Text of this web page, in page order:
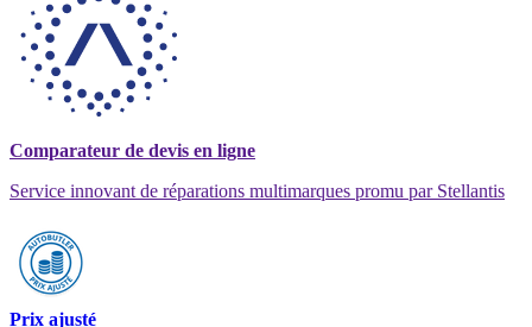
Comparateur de devis en ligne
Service innovant de réparations multimarques promu par Stellantis
Prix ajusté